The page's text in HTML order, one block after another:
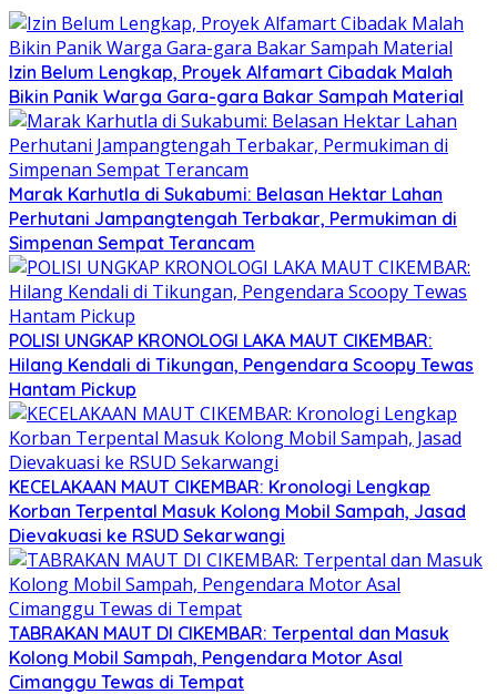
Izin Belum Lengkap, Proyek Alfamart Cibadak Malah
Bikin Panik Warga Gara-gara Bakar Sampah Material
Marak Karhutla di Sukabumi: Belasan Hektar Lahan
Perhutani Jampangtengah Terbakar, Permukiman di
Simpenan Sempat Terancam
POLISI UNGKAP KRONOLOGI LAKA MAUT CIKEMBAR:
Hilang Kendali di Tikungan, Pengendara Scoopy Tewas
Hantam Pickup
KECELAKAAN MAUT CIKEMBAR: Kronologi Lengkap
Korban Terpental Masuk Kolong Mobil Sampah, Jasad
Dievakuasi ke RSUD Sekarwangi
TABRAKAN MAUT DI CIKEMBAR: Terpental dan Masuk
Kolong Mobil Sampah, Pengendara Motor Asal
Cimanggu Tewas di Tempat